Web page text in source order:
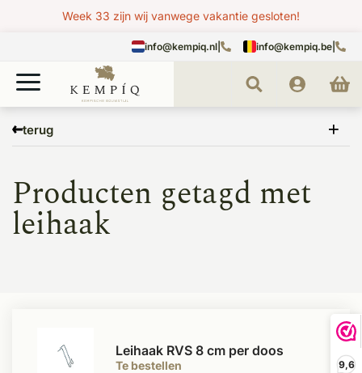
9,6
Week 33 zijn wij vanwege vakantie gesloten!
info@kempiq.nl info@kempiq.be
terug
leihaak
Producten getagd met
leihaak
Te bestellen
Leihaak RVS 8 cm per doos